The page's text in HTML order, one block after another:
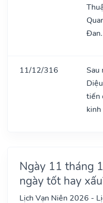
Đan.
11/12/316
Sau
tiến
Ngày 11 tháng
ngày tốt hay
Lịch Vạn Niên 2026 -